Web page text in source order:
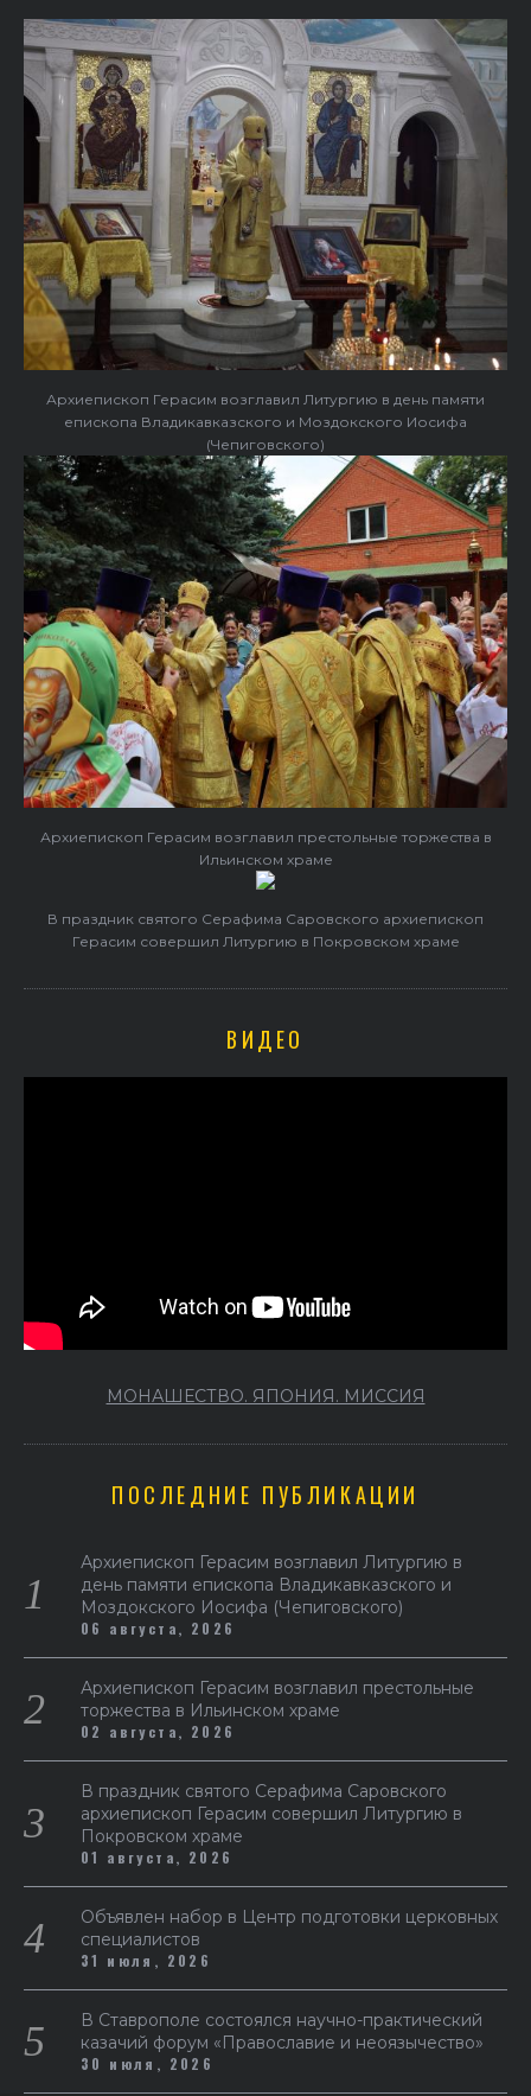
Архиепископ Герасим возглавил Литургию в день памяти
епископа Владикавказского и Моздокского Иосифа
(Чепиговского)
Архиепископ Герасим возглавил престольные торжества в
Ильинском храме
В праздник святого Серафима Саровского архиепископ
Герасим совершил Литургию в Покровском храме
ВИДЕО
МОНАШЕСТВО. ЯПОНИЯ. МИССИЯ
ПОСЛЕДНИЕ ПУБЛИКАЦИИ
Архиепископ Герасим возглавил Литургию в
день памяти епископа Владикавказского и
Моздокского Иосифа (Чепиговского)
06 августа, 2026
Архиепископ Герасим возглавил престольные
торжества в Ильинском храме
02 августа, 2026
В праздник святого Серафима Саровского
архиепископ Герасим совершил Литургию в
Покровском храме
01 августа, 2026
Объявлен набор в Центр подготовки церковных
специалистов
31 июля, 2026
В Ставрополе состоялся научно-практический
казачий форум «Православие и неоязычество»
30 июля, 2026